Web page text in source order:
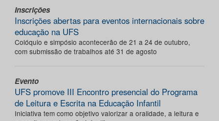
Inscrições
Inscrições abertas para eventos internacionais sobre
educação na UFS
Colóquio e simpósio acontecerão de 21 a 24 de outubro,
com submissão de trabalhos até 31 de agosto
Evento
UFS promove III Encontro presencial do Programa
de Leitura e Escrita na Educação Infantil
Iniciativa tem como objetivo valorizar a oralidade, a leitura e